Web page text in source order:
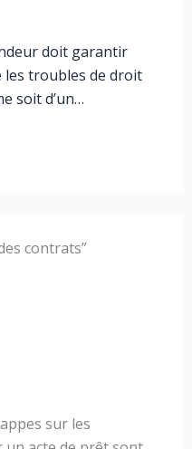
doit garantir
troubles de droit
soit d’un…
contrats”
sur les